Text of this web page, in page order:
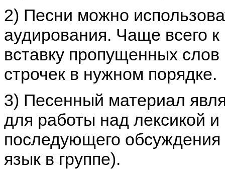
2) Песни можно
аудирования. Чаще всего
вставку пропущенных
строчек в нужном порядке.
3) Песенный материал
для работы над лексикой
последующего
язык в группе).